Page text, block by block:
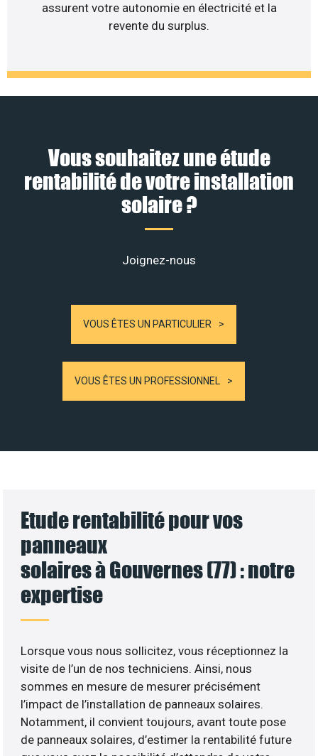
assurent votre autonomie en électricité et la
revente du surplus.
Vous souhaitez une étude
rentabilité de votre installation
solaire ?
Joignez-nous
VOUS ÊTES UN PARTICULIER
VOUS ÊTES UN PROFESSIONNEL
Etude rentabilité pour vos
panneaux
solaires à Gouvernes (77) : notre
expertise
Lorsque vous nous sollicitez, vous réceptionnez la
visite de l’un de nos techniciens. Ainsi, nous
sommes en mesure de mesurer précisément
l’impact de l’installation de panneaux solaires.
Notamment, il convient toujours, avant toute pose
de panneaux solaires, d’estimer la rentabilité future